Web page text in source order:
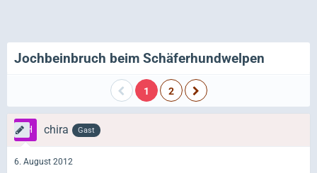
Jochbeinbruch beim Schäferhundwelpen
1 2
chira Gast
6. August 2012